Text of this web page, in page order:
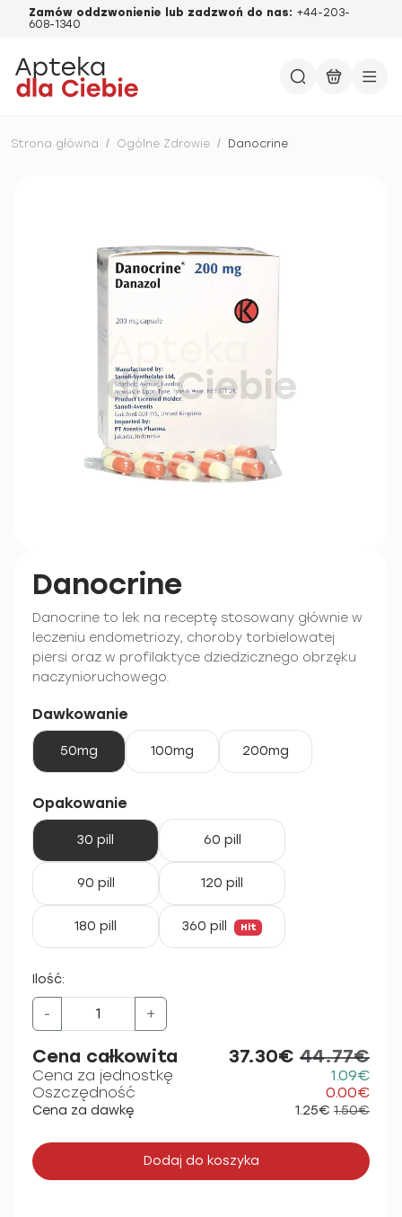
Zamów oddzwonienie lub zadzwoń do nas: +44-203-
608-1340
Strona główna / Ogólne Zdrowie / Danocrine
Danocrine
Danocrine to lek na receptę stosowany głównie w
leczeniu endometriozy, choroby torbielowatej
piersi oraz w profilaktyce dziedzicznego obrzęku
naczynioruchowego.
Dawkowanie
50mg 100mg 200mg
Opakowanie
30 pill 60 pill
90 pill 120 pill
180 pill 360 pill Hit
Ilość:
- +
Cena całkowita 37.30€ 44.77€
Cena za jednostkę
1.09€
Oszczędność
0.00€
Cena za dawkę 1.25€ 1.50€
Dodaj do koszyka